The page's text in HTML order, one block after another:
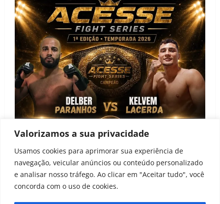
Valorizamos a sua privacidade
Usamos cookies para aprimorar sua experiência de
navegação, veicular anúncios ou conteúdo personalizado
e analisar nosso tráfego. Ao clicar em "Aceitar tudo", você
concorda com o uso de cookies.
Acesse Fight Series anuncia primeira edição e
projeto de desenvolvimento para atletas amadores